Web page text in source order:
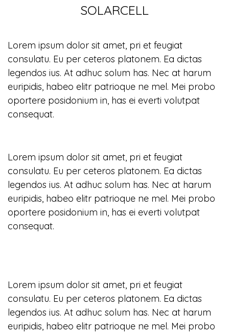
SOLARCELL
Lorem ipsum dolor sit amet, pri et feugiat
consulatu. Eu per ceteros platonem. Ea dictas
legendos ius. At adhuc solum has. Nec at harum
euripidis, habeo elitr patrioque ne mel. Mei probo
oportere posidonium in, has ei everti volutpat
consequat.
Lorem ipsum dolor sit amet, pri et feugiat
consulatu. Eu per ceteros platonem. Ea dictas
legendos ius. At adhuc solum has. Nec at harum
euripidis, habeo elitr patrioque ne mel. Mei probo
oportere posidonium in, has ei everti volutpat
consequat.
Lorem ipsum dolor sit amet, pri et feugiat
consulatu. Eu per ceteros platonem. Ea dictas
legendos ius. At adhuc solum has. Nec at harum
euripidis, habeo elitr patrioque ne mel. Mei probo